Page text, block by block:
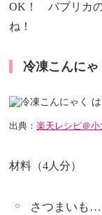
OK！ パプリカ
ね！
冷凍こんに
出典：楽天レシピ＠小
材料（4人分）
さつまいも